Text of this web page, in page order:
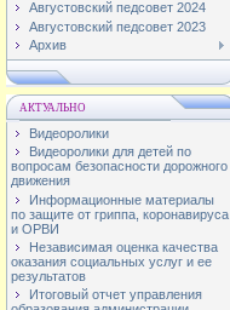
Августовский педсовет 2024
Августовский педсовет 2023
Архив
АКТУАЛЬНО
Видеоролики
Видеоролики для детей по
вопросам безопасности дорожного
движения
Информационные материалы
по защите от гриппа, коронавируса
и ОРВИ
Независимая оценка качества
оказания социальных услуг и ее
результатов
Итоговый отчет управления